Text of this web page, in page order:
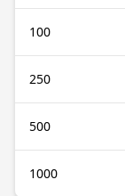
100
250
500
1000